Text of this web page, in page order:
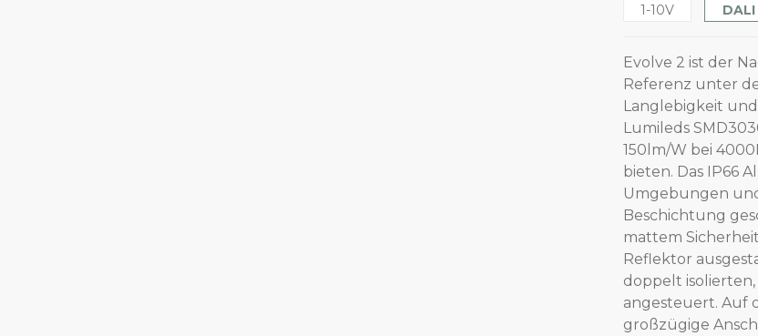
1-10V DALI
Evolve 2 ist der
Referenz unter
Langlebigkeit
Lumileds
150lm/W bei
bieten. Das IP66
Umgebungen
Beschichtung
mattem
Reflektor
doppelt
angesteuert. Auf
großzügige